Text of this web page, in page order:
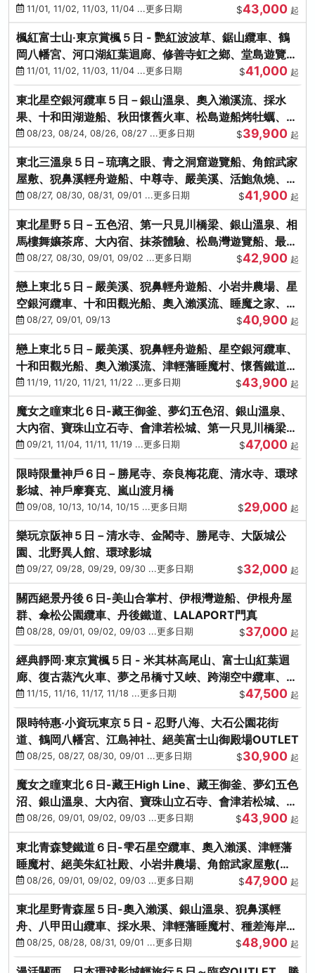
山、海鮮盛宴
11/01, 11/02, 11/03, 11/04 ...更多日期 $43,000 起
楓紅富士山‧東京賞楓５日 - 艷紅波波草、鋸山纜車、鶴
岡八幡宮、河口湖紅葉迴廊、修善寺虹之鄉、堂島遊覽
船、熱海梅園
11/01, 11/02, 11/03, 11/04 ...更多日期 $41,000 起
東北星空銀河纜車５日－銀山溫泉、奧入瀨溪流、採水
果、十和田湖遊船、秋田懷舊火車、松島遊船烤牡蠣、嚴
美溪、螃蟹本家
08/23, 08/24, 08/26, 08/27 ...更多日期 $39,900 起
東北三溫泉５日－琉璃之眼、青之洞窟遊覽船、角館武家
屋敷、猊鼻溪輕舟遊船、中尊寺、嚴美溪、活鮑魚燒、烤
牡蠣、握壽司體驗
08/27, 08/30, 08/31, 09/01 ...更多日期 $41,900 起
東北星野５日－五色沼、第一只見川橋梁、銀山溫泉、相
馬樓舞孃茶席、大內宿、抹茶體驗、松島灣遊覽船、最上
川輕舟、螃蟹御膳
08/27, 08/30, 09/01, 09/02 ...更多日期 $42,900 起
戀上東北５日－嚴美溪、猊鼻輕舟遊船、小岩井農場、星
空銀河纜車、十和田觀光船、奧入瀨溪流、睡魔之家、朱
紅社殿（仙台／青森）
08/27, 09/01, 09/13 $40,900 起
戀上東北５日－嚴美溪、猊鼻輕舟遊船、星空銀河纜車、
十和田觀光船、奧入瀨溪流、津輕藩睡魔村、懷舊鐵道
（青森／仙台）
11/19, 11/20, 11/21, 11/22 ...更多日期 $43,900 起
魔女之瞳東北６日-藏王御釜、夢幻五色沼、銀山溫泉、
大內宿、寶珠山立石寺、會津若松城、第一只見川橋梁、
燒肉吃到飽
09/21, 11/04, 11/11, 11/19 ...更多日期 $47,000 起
限時限量神戶６日－勝尾寺、奈良梅花鹿、清水寺、環球
影城、神戶摩賽克、嵐山渡月橋
09/08, 10/13, 10/14, 10/15 ...更多日期 $29,000 起
樂玩京阪神５日－清水寺、金閣寺、勝尾寺、大阪城公
園、北野異人館、環球影城
09/27, 09/28, 09/29, 09/30 ...更多日期 $32,000 起
關西絕景丹後６日-美山合掌村、伊根灣遊船、伊根舟屋
群、傘松公園纜車、丹後鐵道、LALAPORT門真
08/28, 09/01, 09/02, 09/03 ...更多日期 $37,000 起
經典靜岡‧東京賞楓５日 - 米其林高尾山、富士山紅葉迴
廊、復古蒸汽火車、夢之吊橋寸又峽、跨湖空中纜車、抹
茶體驗、三溪園
11/15, 11/16, 11/17, 11/18 ...更多日期 $47,500 起
限時特惠‧小資玩東京５日 - 忍野八海、大石公園花街
道、鶴岡八幡宮、江島神社、絕美富士山御殿場OUTLET
08/25, 08/27, 08/30, 09/01 ...更多日期 $30,900 起
魔女之瞳東北６日-藏王High Line、藏王御釜、夢幻五色
沼、銀山溫泉、大內宿、寶珠山立石寺、會津若松城、燒
肉吃到飽
08/26, 09/01, 09/02, 09/03 ...更多日期 $43,900 起
東北青森雙鐵道６日-雫石星空纜車、奧入瀨溪、津輕藩
睡魔村、絕美朱紅社殿、小岩井農場、角館武家屋敷(不
進免稅店)
08/26, 09/01, 09/02, 09/03 ...更多日期 $47,900 起
東北星野青森屋５日-奧入瀨溪、銀山溫泉、猊鼻溪輕
舟、八甲田山纜車、採水果、津輕藩睡魔村、種差海岸、
法式料理(不進免稅店)
08/25, 08/28, 08/31, 09/01 ...更多日期 $48,900 起